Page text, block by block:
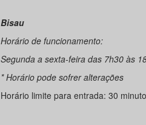
Bisau
Horário de funcionamento:
Segunda a sexta-feira das 7h30 às
* Horário pode sofrer alterações
Horário limite para entrada: 30